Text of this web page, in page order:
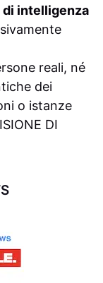
intelligenza
reali, né
dei
o istanze
DI